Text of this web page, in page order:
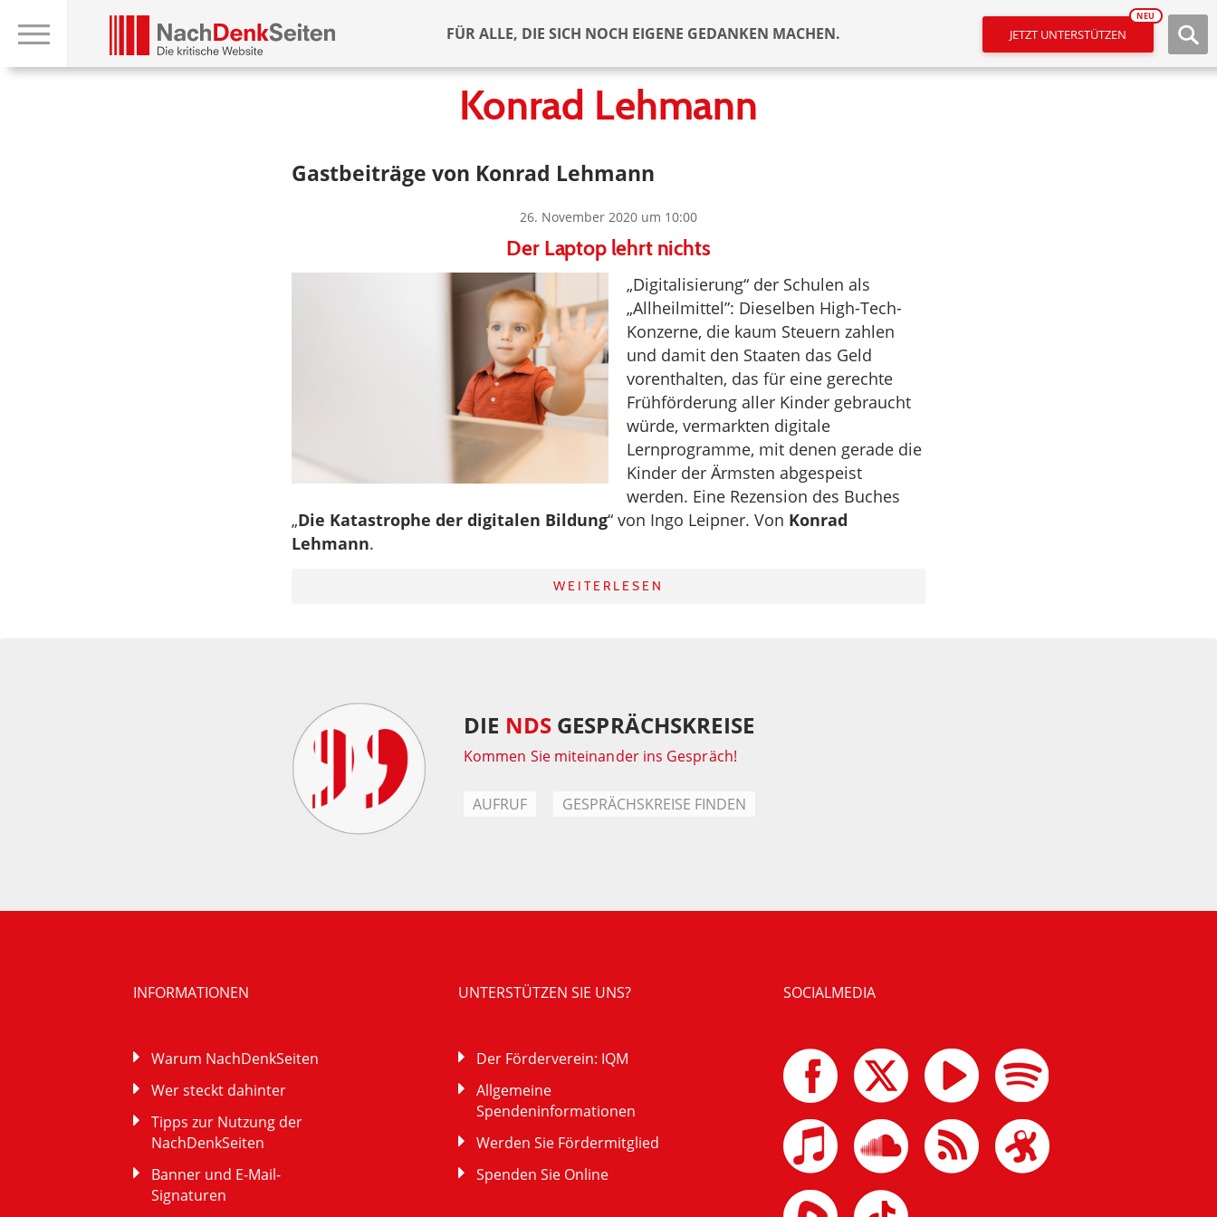
FÜR ALLE, DIE SICH NOCH EIGENE GEDANKEN MACHEN. JETZT UNTERSTÜTZEN
NEU
Konrad Lehmann
Gastbeiträge von Konrad Lehmann
26. November 2020 um 10:00
Der Laptop lehrt nichts
„Digitalisierung“ der Schulen als
„Allheilmittel”: Dieselben High-Tech-
Konzerne, die kaum Steuern zahlen
und damit den Staaten das Geld
vorenthalten, das für eine gerechte
Frühförderung aller Kinder gebraucht
würde, vermarkten digitale
Lernprogramme, mit denen gerade die
Kinder der Ärmsten abgespeist
werden. Eine Rezension des Buches
„Die Katastrophe der digitalen Bildung“ von Ingo Leipner. Von Konrad
Lehmann.
WEITERLESEN
DIE NDSGESPRÄCHSKREISE
Kommen Sie miteinander ins Gespräch!
AUFRUF GESPRÄCHSKREISE FINDEN
INFORMATIONEN
Warum NachDenkSeiten
Wer steckt dahinter
Tipps zur Nutzung der
NachDenkSeiten
Banner und E-Mail-
Signaturen
UNTERSTÜTZEN SIE UNS?
Der Förderverein: IQM
Allgemeine
Spendeninformationen
Werden Sie Fördermitglied
Spenden Sie Online
SOCIALMEDIA